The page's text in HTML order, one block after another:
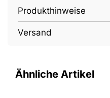
Produkthinweise
Versand
Ähnliche Artikel